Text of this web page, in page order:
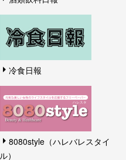
冷食日報
8080style（ハレバレスタイ
ル）